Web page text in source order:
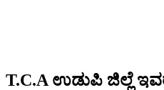
T.C.A ಉಡುಪಿ ಜಿಲ್ಲೆ